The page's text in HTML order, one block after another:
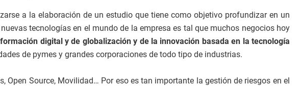
a la elaboración de un estudio que tiene como objetivo profundizar en un
tecnologías en el mundo de la empresa es tal que muchos negocios hoy
digital y de globalización y de la innovación basada en la tecnología
de pymes y grandes corporaciones de todo tipo de industrias.
Open Source, Movilidad… Por eso es tan importante la gestión de riesgos en el